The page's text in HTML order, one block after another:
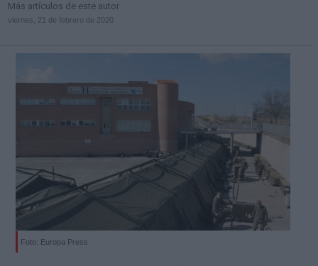
Más artículos de este autor
viernes, 21 de febrero de 2020
Foto: Europa Press